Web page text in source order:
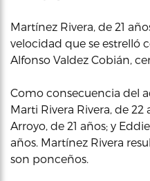
Martínez Rivera, de 21
velocidad que se estrelló
Alfonso Valdez Cobián,
Como consecuencia del
Marti Rivera Rivera, de 22
Arroyo, de 21 años; y
años. Martínez Rivera
son ponceños.